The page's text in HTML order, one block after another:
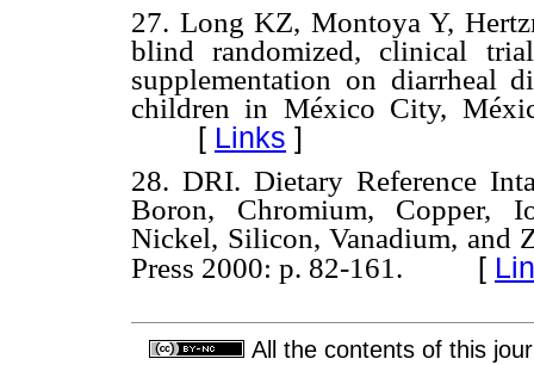
27. Long KZ, Montoya Y,
blind randomized, clinical
supplementation on diarrheal
children in México City,
[ Links ]
28. DRI. Dietary Reference
Boron, Chromium, Copper,
Nickel, Silicon, Vanadium, and
Press 2000: p. 82-161. [
All the contents of this